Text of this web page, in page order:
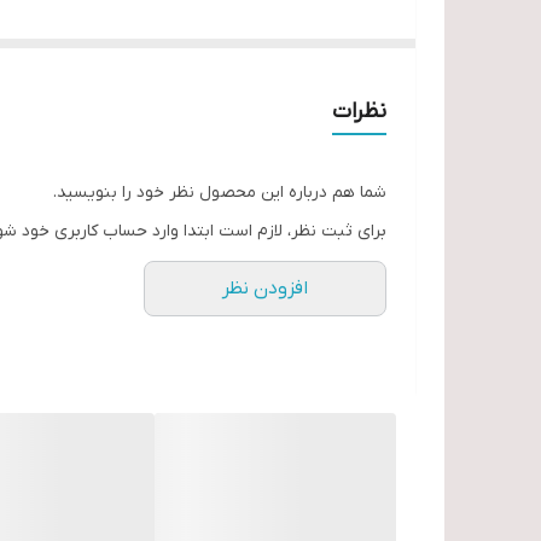
دارای کلید Low و High
مدل THE 650
نظرات
شما هم درباره این محصول نظر خود را بنویسید.
برای ثبت نظر، لازم است ابتدا وارد حساب کاربری خود
افزودن نظر